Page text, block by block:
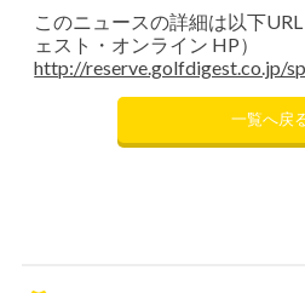
このニュースの詳細は以下
ェスト・オンライン HP）
http://reserve.golfdigest.co.jp/
一覧へ戻